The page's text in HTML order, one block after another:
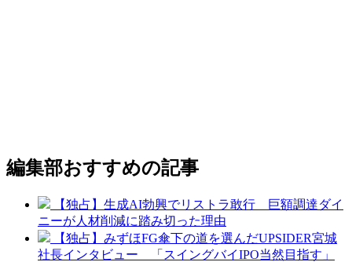
編集部おすすめの記事
【独占】生成AI勃興でリストラ敢行 巨額調達ダイ
ニーが人材削減に踏み切った理由
【独占】みずほFG傘下の道を選んだUPSIDER宮城
社長インタビュー 「スイングバイIPO当然目指す」